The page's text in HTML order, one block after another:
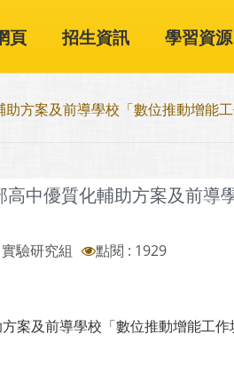
頁 招生資訊 學習資源
方案及前導學校「數位推動增能
中優質化輔助方案及前導
驗研究組
點閱 : 1929
案及前導學校「數位推動增能工